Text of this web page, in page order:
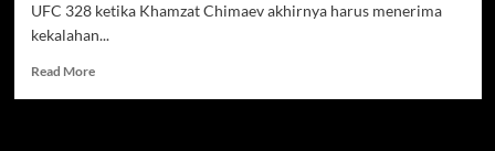
UFC 328 ketika Khamzat Chimaev akhirnya harus menerima
kekalahan...
Read MoreRead